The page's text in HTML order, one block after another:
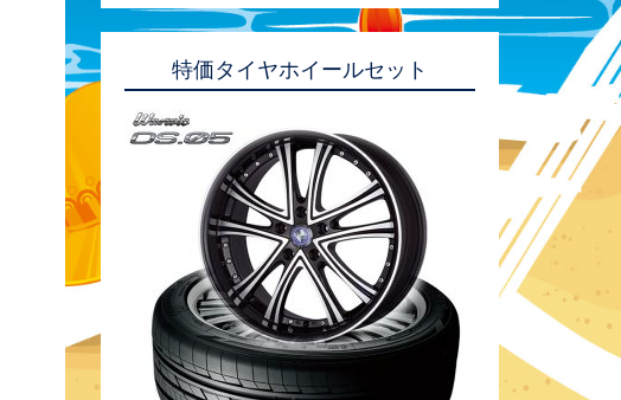
特価タイヤホイールセット